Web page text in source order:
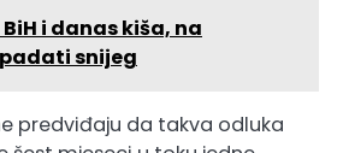
BiH i danas kiša, na
snijeg
predviđaju da takva odluka